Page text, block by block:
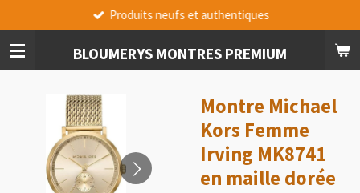
au
contenu
principal
BLOUMERYS MONTRES PREMIUM
Produits neufs et authentiques
Montre Michael
Kors Femme
Irving MK8741
en maille dorée